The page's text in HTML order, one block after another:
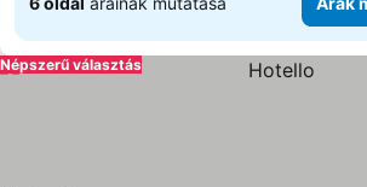
Népszerű választás